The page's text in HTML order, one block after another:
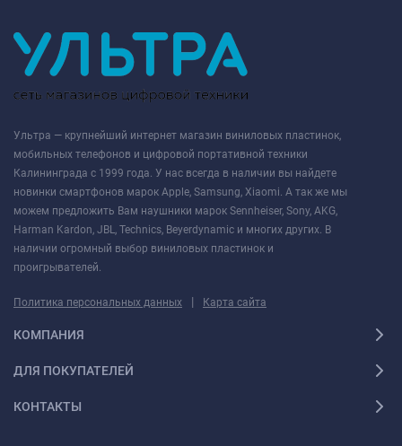
Ультра — крупнейший интернет магазин виниловых пластинок,
мобильных телефонов и цифровой портативной техники
Калининграда с 1999 года. У нас всегда в наличии вы найдете
новинки смартфонов марок Apple, Samsung, Xiaomi. А так же мы
можем предложить Вам наушники марок Sennheiser, Sony, AKG,
Harman Kardon, JBL, Technics, Beyerdynamic и многих других. В
наличии огромный выбор виниловых пластинок и
проигрывателей.
Политика персональных данных | Карта сайта
КОМПАНИЯ
ДЛЯ ПОКУПАТЕЛЕЙ
КОНТАКТЫ